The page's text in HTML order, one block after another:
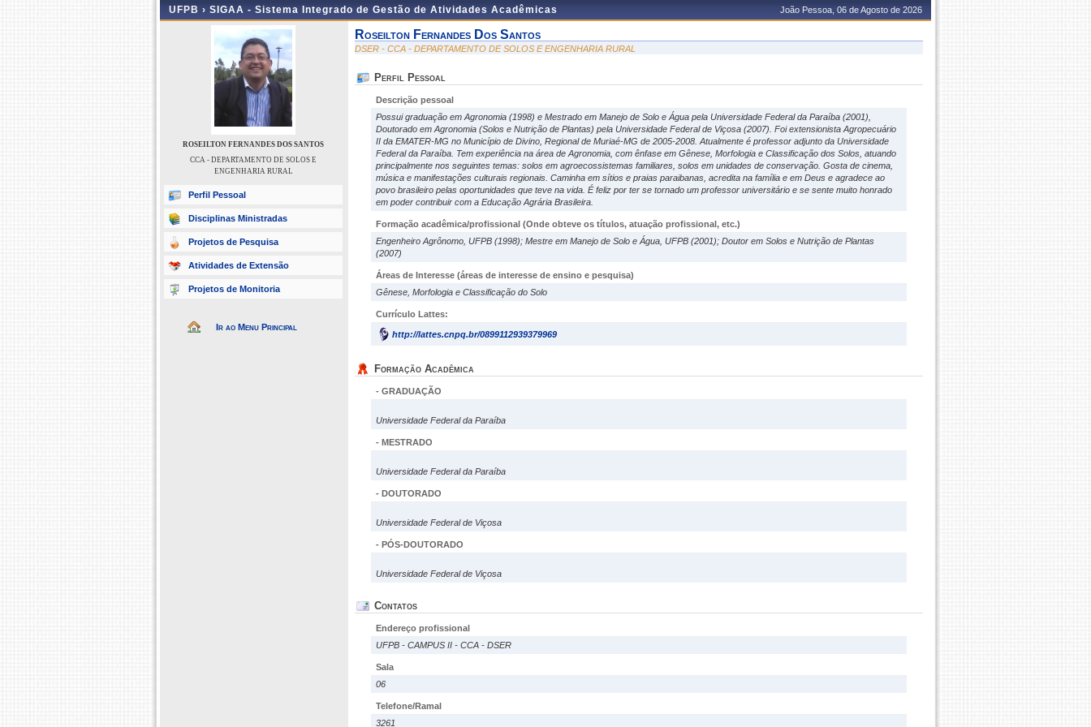
UFPB › SIGAA - Sistema Integrado de Gestão de Atividades Acadêmicas João Pessoa, 06 de Agosto de 2026
ROSEILTON FERNANDES DOS SANTOS
CCA - DEPARTAMENTO DE SOLOS E
ENGENHARIA RURAL
Perfil Pessoal
Disciplinas Ministradas
Projetos de Pesquisa
Atividades de Extensão
Projetos de Monitoria
Ir ao Menu Principal
Roseilton Fernandes Dos Santos
DSER - CCA - DEPARTAMENTO DE SOLOS E ENGENHARIA RURAL
Perfil Pessoal
Descrição pessoal
Possui graduação em Agronomia (1998) e Mestrado em Manejo de Solo e Água pela Universidade Federal da Paraíba (2001),
Doutorado em Agronomia (Solos e Nutrição de Plantas) pela Universidade Federal de Viçosa (2007). Foi extensionista Agropecuário
II da EMATER-MG no Município de Divino, Regional de Muriaé-MG de 2005-2008. Atualmente é professor adjunto da Universidade
Federal da Paraíba. Tem experiência na área de Agronomia, com ênfase em Gênese, Morfologia e Classificação dos Solos, atuando
principalmente nos seguintes temas: solos em agroecossistemas familiares, solos em unidades de conservação. Gosta de cinema,
música e manifestações culturais regionais. Caminha em sítios e praias paraibanas, acredita na família e em Deus e agradece ao
povo brasileiro pelas oportunidades que teve na vida. É feliz por ter se tornado um professor universitário e se sente muito honrado
em poder contribuir com a Educação Agrária Brasileira.
Formação acadêmica/profissional (Onde obteve os títulos, atuação profissional, etc.)
Engenheiro Agrônomo, UFPB (1998); Mestre em Manejo de Solo e Água, UFPB (2001); Doutor em Solos e Nutrição de Plantas
(2007)
Áreas de Interesse (áreas de interesse de ensino e pesquisa)
Gênese, Morfologia e Classificação do Solo
Currículo Lattes:
http://lattes.cnpq.br/0899112939379969
Formação Acadêmica
- GRADUAÇÃO
Universidade Federal da Paraíba
- MESTRADO
Universidade Federal da Paraíba
- DOUTORADO
Universidade Federal de Viçosa
- PÓS-DOUTORADO
Universidade Federal de Viçosa
Contatos
Endereço profissional
UFPB - CAMPUS II - CCA - DSER
Sala
06
Telefone/Ramal
3261